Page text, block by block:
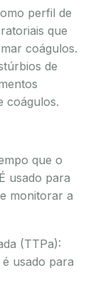
perfil de
que
coágulos.
de
coágulos.
que o
usado para
monitorar a
(TTPa):
usado para